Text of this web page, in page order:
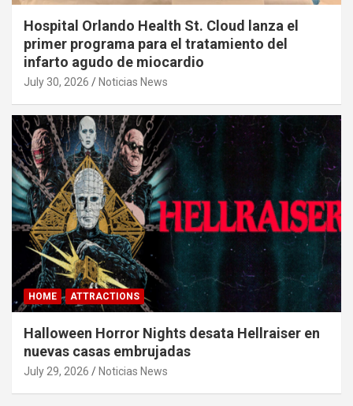
Hospital Orlando Health St. Cloud lanza el
primer programa para el tratamiento del
infarto agudo de miocardio
July 30, 2026 Noticias News
HOME ATTRACTIONS
Halloween Horror Nights desata Hellraiser en
nuevas casas embrujadas
July 29, 2026 Noticias News